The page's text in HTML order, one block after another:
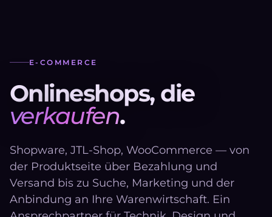
E-COMMERCE
Onlineshops, die
verkaufen.
Shopware, JTL-Shop, WooCommerce — von
der Produktseite über Bezahlung und
Versand bis zu Suche, Marketing und der
Anbindung an Ihre Warenwirtschaft. Ein